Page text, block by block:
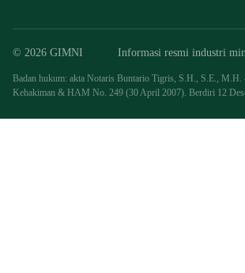
© 2026 GIMNI Informasi resmi industri
Badan hukum: akta Notaris Buntario Tigris, S.H., S.E.,
Kehakiman & HAM No. 249 (30 April 2007). Berdiri 12